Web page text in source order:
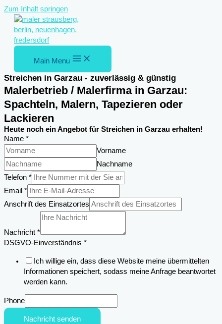
Zum Inhalt springen
Main Menu
Streichen in Garzau - zuverlässig & günstig
Malerbetrieb / Malerfirma in Garzau:
Spachteln, Malern, Tapezieren oder
Lackieren
Heute noch ein Angebot für Streichen in Garzau erhalten!
Name *
Vorname
Nachname
Telefon *
Anschrift
DSGVO-
Einverständnis
Email *
Anschrift des Einsatzortes
Nachricht *
DSGVO-Einverständnis *
Ich willige ein, dass diese Website meine übermittelten
Informationen speichert, sodass meine Anfrage beantwortet
werden kann.
Phone
Nachricht senden